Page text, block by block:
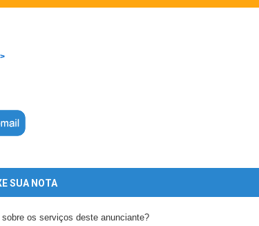
SUA NOTA
os serviços deste anunciante?